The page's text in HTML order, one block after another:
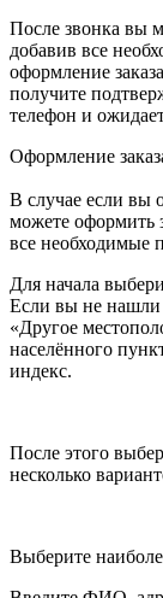
После звонка вы
добавив все
оформление
получите
телефон и
Оформление
В случае если вы
можете оформить
все необходимые
Для начала
Если вы не нашли
«Другое
населённого
индекс.
После этого
несколько
Выберите